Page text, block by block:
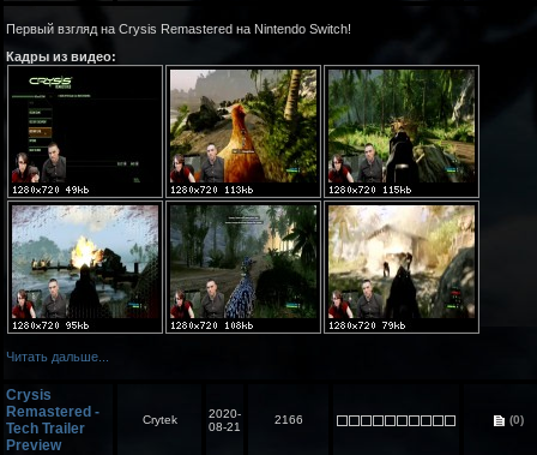
Первый взгляд на Crysis Remastered на Nintendo Switch!
Кадры из видео:
Читать дальше...
Crysis
Remastered -
Tech Trailer
Preview
Crytek
2020-
08-21
2166 (0)